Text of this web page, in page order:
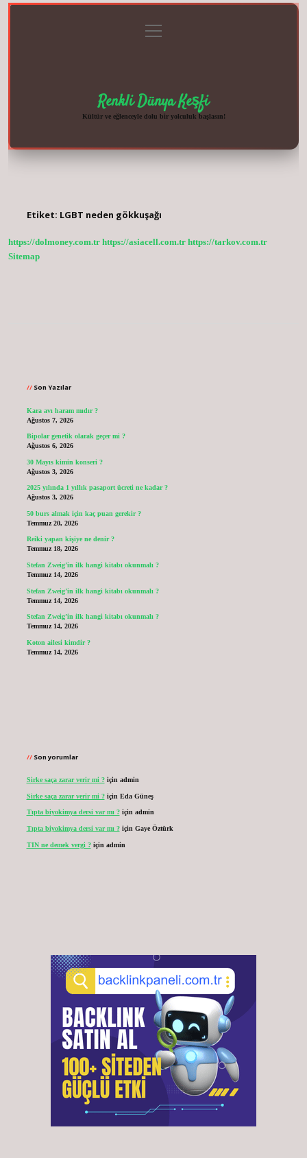
menüyü
aç
Renkli Dünya Keşfi
Kültür ve eğlenceyle dolu bir yolculuk başlasın!
Etiket: LGBT neden gökkuşağı
https://dolmoney.com.tr https://asiacell.com.tr https://tarkov.com.tr
Sitemap
Son Yazılar
Kara avı haram mıdır ?
Ağustos 7, 2026
Bipolar genetik olarak geçer mi ?
Ağustos 6, 2026
30 Mayıs kimin konseri ?
Ağustos 3, 2026
2025 yılında 1 yıllık pasaport ücreti ne kadar ?
Ağustos 3, 2026
50 burs almak için kaç puan gerekir ?
Temmuz 20, 2026
Reiki yapan kişiye ne denir ?
Temmuz 18, 2026
Stefan Zweig’in ilk hangi kitabı okunmalı ?
Temmuz 14, 2026
Stefan Zweig’in ilk hangi kitabı okunmalı ?
Temmuz 14, 2026
Stefan Zweig’in ilk hangi kitabı okunmalı ?
Temmuz 14, 2026
Koton ailesi kimdir ?
Temmuz 14, 2026
Son yorumlar
Sirke saça zarar verir mi ?için admin
Sirke saça zarar verir mi ?için Eda Güneş
Tıpta biyokimya dersi var mı ?için admin
Tıpta biyokimya dersi var mı ?için Gaye Öztürk
TIN ne demek vergi ?için admin